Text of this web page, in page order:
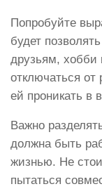
Попробуйте
будет
друзьям, хобби
отключаться
ей проникать в
Важно
должна быть
жизнью. Не
пытаться